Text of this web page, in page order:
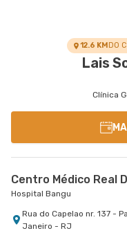
12.6 KMDO
Lais
Clínica
Centro Médico Real
Hospital Bangu
Rua do Capelao nr. 137 -
Janeiro - RJ